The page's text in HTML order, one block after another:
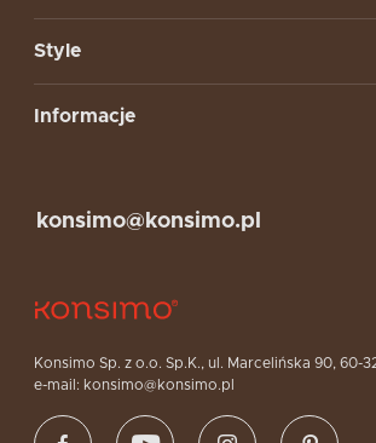
Style
Informacje
Konsimo Sp. z o.o. Sp.K., ul. Marcelińska 90, 60-
e-mail: konsimo@konsimo.pl
konsimo@konsimo.pl